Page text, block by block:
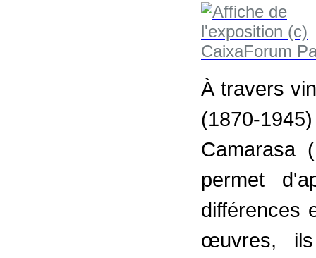
À travers
(1870-
Camarasa
permet
différences
œuvres,